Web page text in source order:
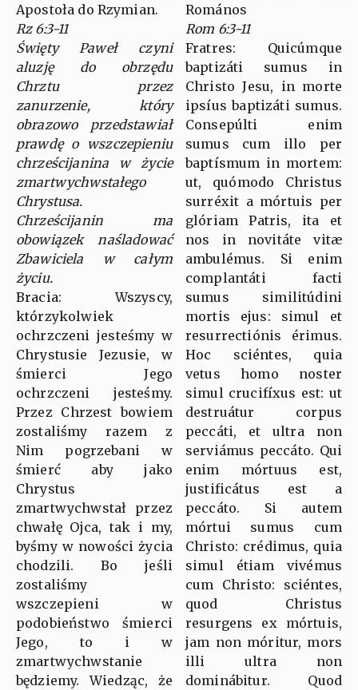
Apostoła do Rzymian.
Rz 6:3-11
Święty Paweł czyni
aluzję do obrzędu
Chrztu przez
zanurzenie, który
obrazowo przedstawiał
prawdę o wszczepieniu
chrześcijanina w życie
zmartwychwstałego
Chrystusa.
Chrześcijanin ma
obowiązek naśladować
Zbawiciela w całym
życiu.
Bracia: Wszyscy,
którzykolwiek
ochrzczeni jesteśmy w
Chrystusie Jezusie, w
śmierci Jego
ochrzczeni jesteśmy.
Przez Chrzest bowiem
zostaliśmy razem z
Nim pogrzebani w
śmierć aby jako
Chrystus
zmartwychwstał przez
chwałę Ojca, tak i my,
byśmy w nowości życia
chodzili. Bo jeśli
zostaliśmy
wszczepieni w
podobieństwo śmierci
Jego, to i w
zmartwychwstanie
będziemy. Wiedząc, że
Romános
Rom 6:3-11
Fratres: Quicúmque
baptizáti sumus in
Christo Jesu, in morte
ipsíus baptizáti sumus.
Consepúlti enim
sumus cum illo per
baptísmum in mortem:
ut, quómodo Christus
surréxit a mórtuis per
glóriam Patris, ita et
nos in novitáte vitæ
ambulémus. Si enim
complantáti facti
sumus similitúdini
mortis ejus: simul et
resurrectiónis érimus.
Hoc sciéntes, quia
vetus homo noster
simul crucifíxus est: ut
destruátur corpus
peccáti, et ultra non
serviámus peccáto. Qui
enim mórtuus est,
justificátus est a
peccáto. Si autem
mórtui sumus cum
Christo: crédimus, quia
simul étiam vivémus
cum Christo: sciéntes,
quod Christus
resurgens ex mórtuis,
jam non móritur, mors
illi ultra non
dominábitur. Quod